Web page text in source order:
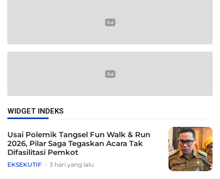
WIDGET INDEKS
Usai Polemik Tangsel Fun Walk & Run
2026, Pilar Saga Tegaskan Acara Tak
Difasilitasi Pemkot
EKSEKUTIF 3 hari yang lalu